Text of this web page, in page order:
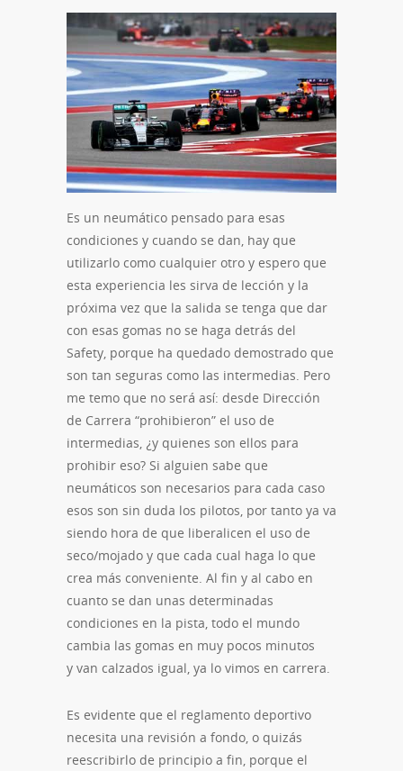
Es un neumático pensado para esas
condiciones y cuando se dan, hay que
utilizarlo como cualquier otro y espero que
esta experiencia les sirva de lección y la
próxima vez que la salida se tenga que dar
con esas gomas no se haga detrás del
Safety, porque ha quedado demostrado que
son tan seguras como las intermedias. Pero
me temo que no será así: desde Dirección
de Carrera “prohibieron” el uso de
intermedias, ¿y quienes son ellos para
prohibir eso? Si alguien sabe que
neumáticos son necesarios para cada caso
esos son sin duda los pilotos, por tanto ya va
siendo hora de que liberalicen el uso de
seco/mojado y que cada cual haga lo que
crea más conveniente. Al fin y al cabo en
cuanto se dan unas determinadas
condiciones en la pista, todo el mundo
cambia las gomas en muy pocos minutos
y van calzados igual, ya lo vimos en carrera.
Es evidente que el reglamento deportivo
necesita una revisión a fondo, o quizás
reescribirlo de principio a fin, porque el